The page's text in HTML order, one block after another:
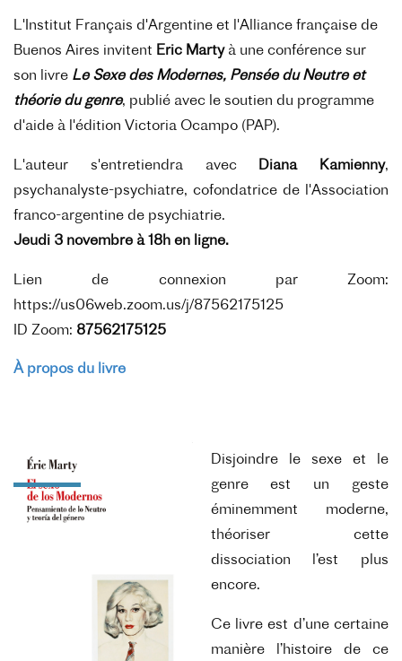
L'Institut Français d'Argentine et l'Alliance française de
Buenos Aires invitent Eric Martyà une conférence sur
son livre Le Sexe des Modernes, Pensée du Neutre et
théorie du genre, publié avec le soutien du programme
d'aide à l'édition Victoria Ocampo (PAP).
L'auteur s'entretiendra avec Diana Kamienny,
psychanalyste-psychiatre, cofondatrice de l'Association
franco-argentine de psychiatrie.
Jeudi 3 novembre à 18h en ligne.
Lien de connexion par Zoom:
https://us06web.zoom.us/j/87562175125
ID Zoom: 87562175125
À propos du livre
Disjoindre le sexe et le
genre est un geste
éminemment moderne,
théoriser cette
dissociation l’est plus
encore.
Ce livre est d’une certaine
manière l’histoire de ce